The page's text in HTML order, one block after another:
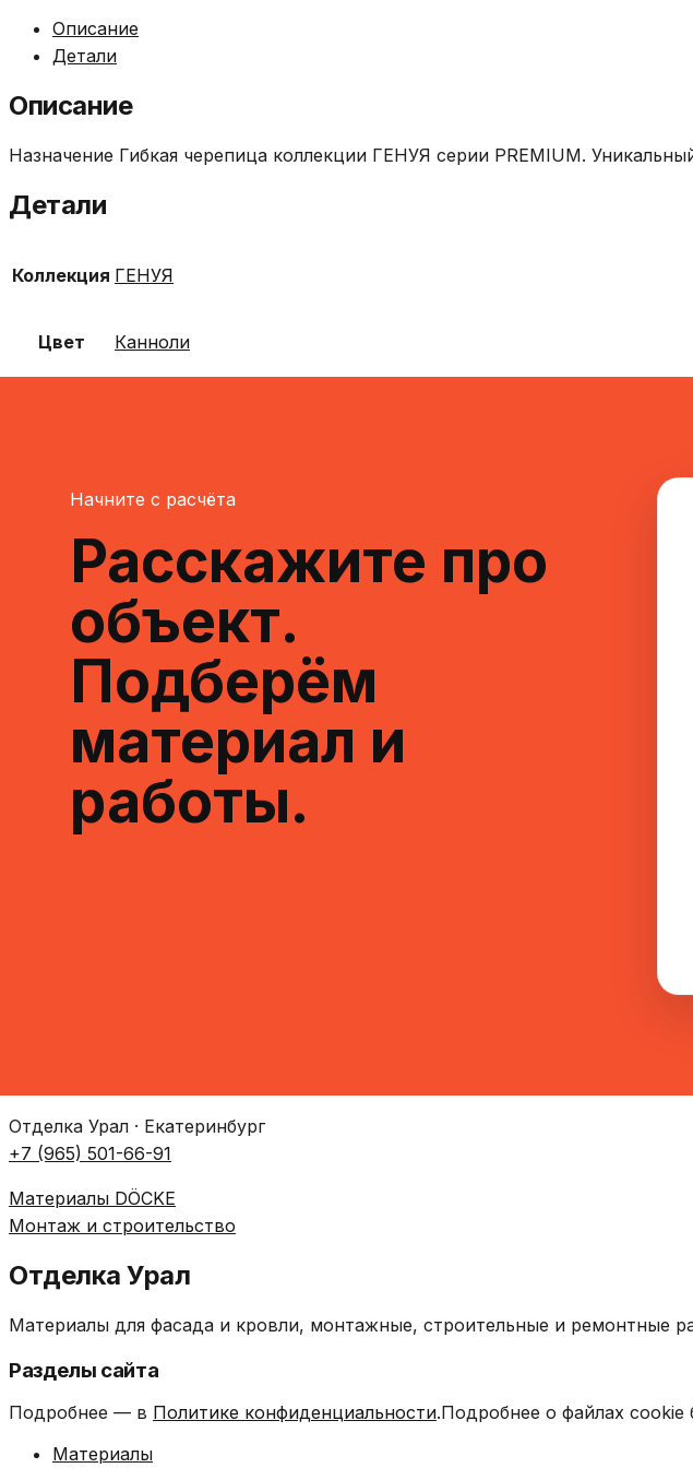
Описание
Детали
Описание
Назначение Гибкая черепица коллекции ГЕНУЯ серии PREMIUM.
Детали
Коллекция ГЕНУЯ
Цвет Канноли
Начните с расчёта
Расскажите про
объект.
Подберём
материал и
работы.
Отделка Урал · Екатеринбург
+7 (965) 501-66-91
Материалы DÖCKE
Монтаж и строительство
Отделка Урал
Материалы для фасада и кровли, монтажные, строительные и ремонтные
Разделы сайта
Подробнее — в Политике конфиденциальности.Подробнее о файлах cookie
Материалы